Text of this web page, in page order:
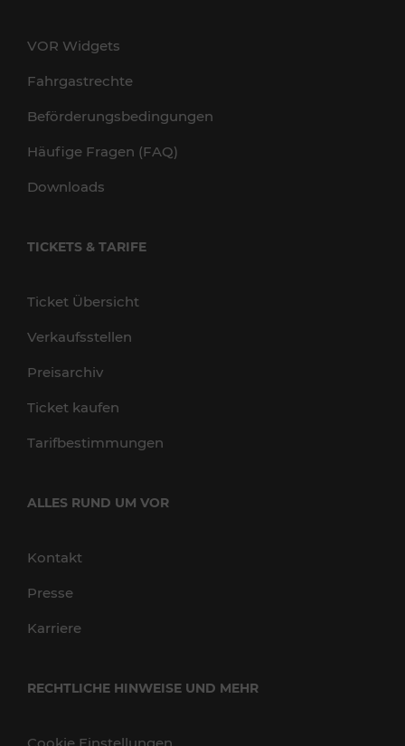
VOR Widgets
Fahrgastrechte
Beförderungsbedingungen
Häufige Fragen (FAQ)
Downloads
TICKETS & TARIFE
Ticket Übersicht
Verkaufsstellen
Preisarchiv
Ticket kaufen
Tarifbestimmungen
ALLES RUND UM VOR
Kontakt
Presse
Karriere
RECHTLICHE HINWEISE UND MEHR